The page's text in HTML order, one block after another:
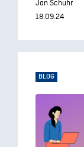
Jan Schuhr
18.09.24
BLOG